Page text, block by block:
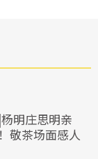
明庄思明亲
敬茶场面感人